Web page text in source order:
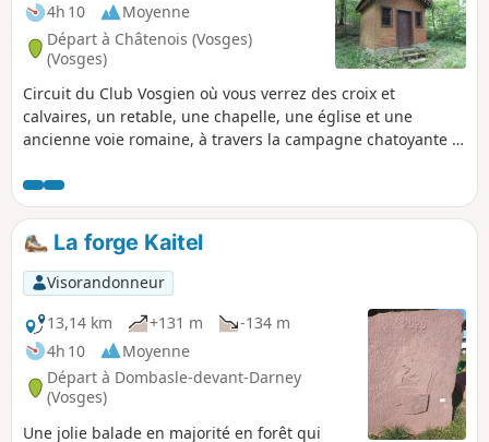
4h 10
Moyenne
Départ à Châtenois (Vosges)
(Vosges)
Circuit du Club Vosgien où vous verrez des croix et
calvaires, un retable, une chapelle, une église et une
ancienne voie romaine, à travers la campagne chatoyante et
La forge Kaitel
Visorandonneur
13,14 km
+131 m
-134 m
4h 10
Moyenne
Départ à Dombasle-devant-Darney
(Vosges)
Une jolie balade en majorité en forêt qui